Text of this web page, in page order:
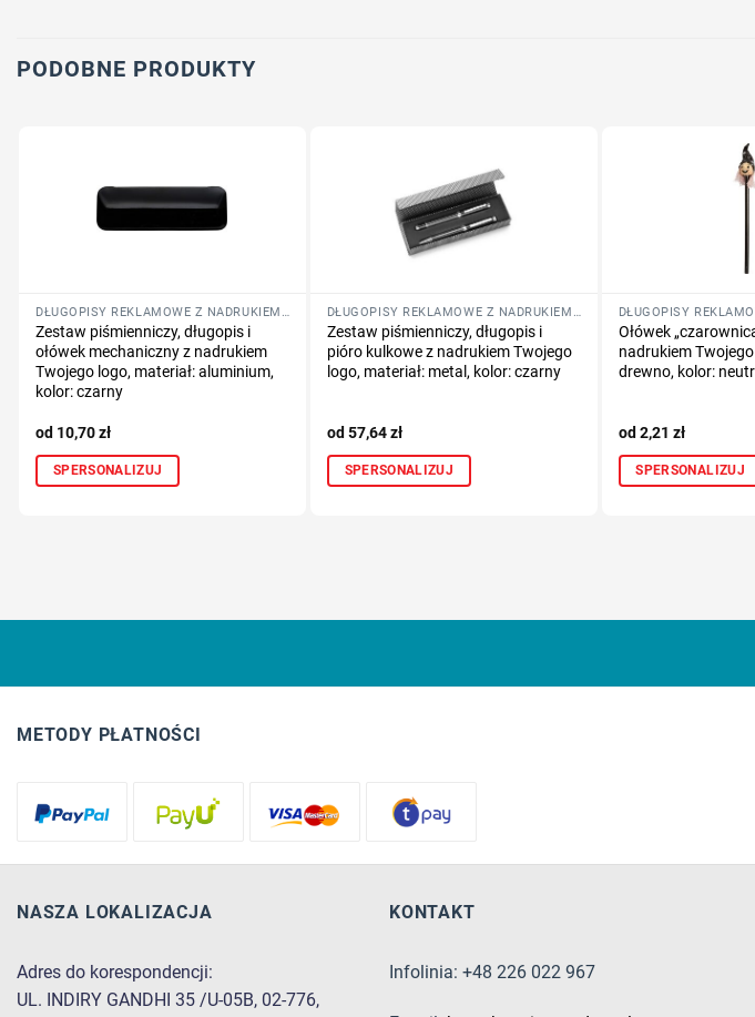
PODOBNE PRODUKTY
DŁUGOPISY REKLAMOWE Z NADRUKIEM LOGO FIRMY
Zestaw piśmienniczy, długopis i
ołówek mechaniczny z nadrukiem
Twojego logo, materiał: aluminium,
kolor: czarny
10,70zł
SPERSONALIZUJ
DŁUGOPISY REKLAMOWE Z NADRUKIEM LOGO FIRMY
Zestaw piśmienniczy, długopis i
pióro kulkowe z nadrukiem Twojego
logo, materiał: metal, kolor: czarny
57,64zł
SPERSONALIZUJ
Ołówek
nadrukiem
drewno, kolor:
2,21 zł
SPERSONALIZUJ
METODY PŁATNOŚCI
NASZA LOKALIZACJA
Adres do korespondencji:
UL. INDIRY GANDHI 35 /U-05B, 02-776,
KONTAKT
Infolinia: +48 226 022 967